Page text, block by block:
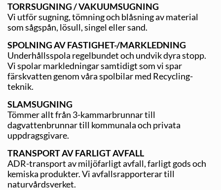
TORRSUGNING / VAKUUMSUGNING
Vi utför sugning, tömning och blåsning av material
som sågspån, lösull, singel eller sand.
SPOLNING AV FASTIGHET-/MARKLEDNING
Underhållsspola regelbundet och undvik dyra stopp.
Vi spolar markledningar samtidigt som vi spar
färskvatten genom våra spolbilar med Recycling-
teknik.
SLAMSUGNING
Tömmer allt från 3-kammarbrunnar till
dagvattenbrunnar till kommunala och privata
uppdragsgivare.
TRANSPORT AV FARLIGT AVFALL
ADR-transport av miljöfarligt avfall, farligt gods och
kemiska produkter. Vi avfallsrapporterar till
naturvårdsverket.